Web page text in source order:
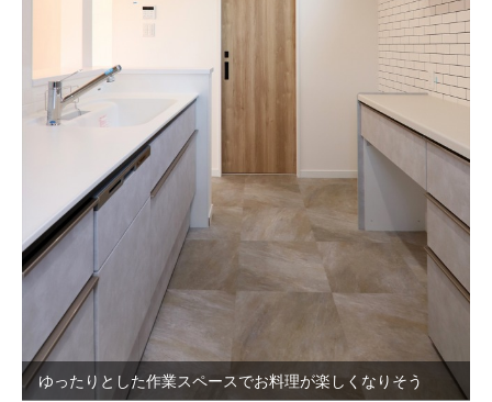
ゆったりとした作業スペースでお料理が楽しくなりそう